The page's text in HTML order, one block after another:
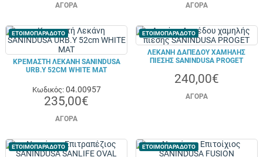
ΑΓΟΡΆ ΑΓΟΡΆ
ΕΤΟΙΜΟΠΑΡΑΔΟΤΟ
ΚΡΕΜΑΣΤΉ ΛΕΚΆΝΗ SANINDUSA
URB.Y 52CM WHITE MAT
Κωδικός: 04.00957
235,00€
ΑΓΟΡΆ
ΕΤΟΙΜΟΠΑΡΑΔΟΤΟ
ΛΕΚΆΝΗ ΔΑΠΈΔΟΥ ΧΑΜΗΛΉΣ
ΠΊΕΣΗΣ SANINDUSA PROGET
240,00€
ΑΓΟΡΆ
ΕΤΟΙΜΟΠΑΡΑΔΟΤΟ ΕΤΟΙΜΟΠΑΡΑΔΟΤΟ